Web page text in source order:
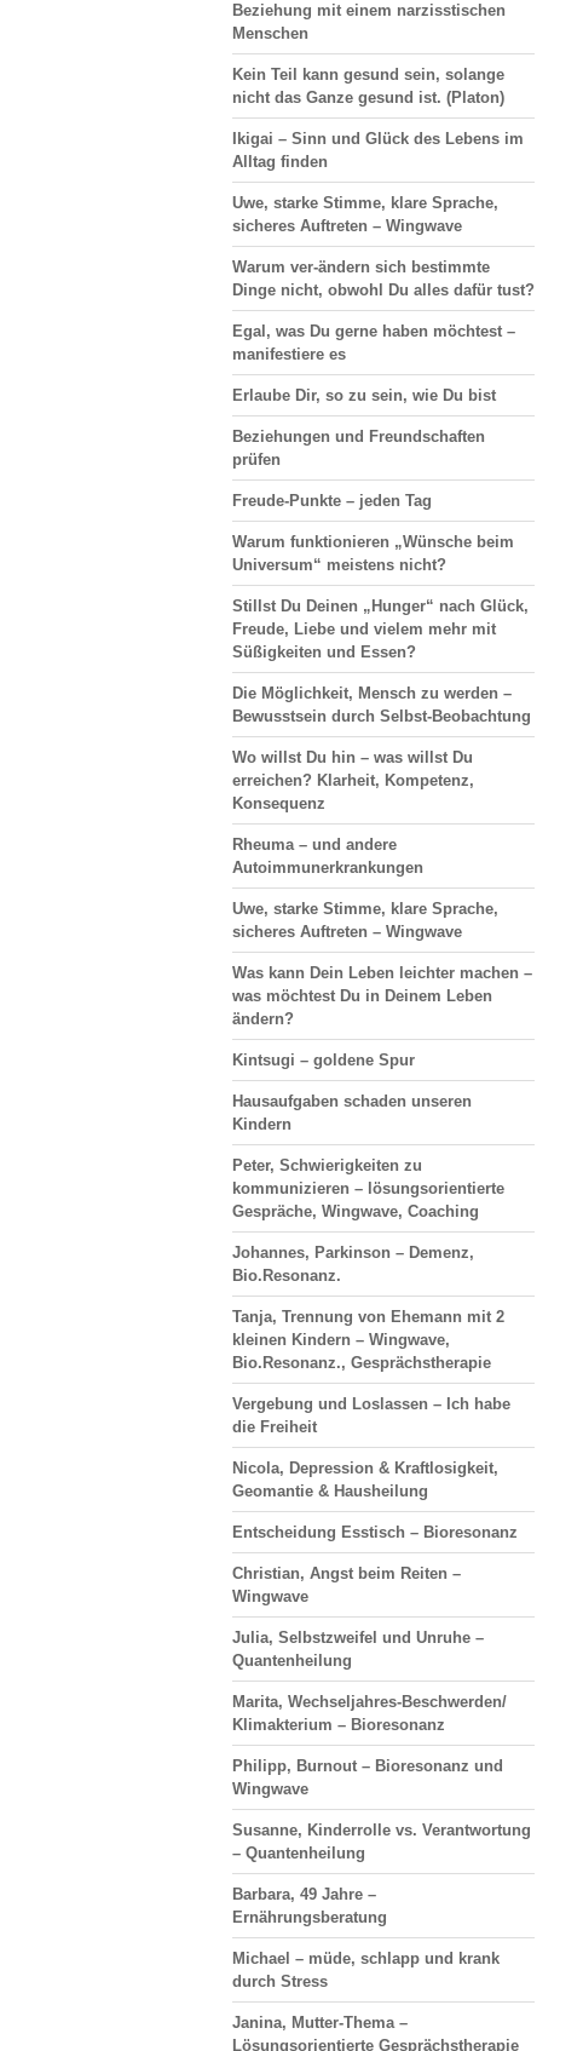
Beziehung mit einem narzisstischen
Menschen
Kein Teil kann gesund sein, solange
nicht das Ganze gesund ist. (Platon)
Ikigai – Sinn und Glück des Lebens im
Alltag finden
Uwe, starke Stimme, klare Sprache,
sicheres Auftreten – Wingwave
Warum ver-ändern sich bestimmte
Dinge nicht, obwohl Du alles dafür tust?
Egal, was Du gerne haben möchtest –
manifestiere es
Erlaube Dir, so zu sein, wie Du bist
Beziehungen und Freundschaften
prüfen
Freude-Punkte – jeden Tag
Warum funktionieren „Wünsche beim
Universum“ meistens nicht?
Stillst Du Deinen „Hunger“ nach Glück,
Freude, Liebe und vielem mehr mit
Süßigkeiten und Essen?
Die Möglichkeit, Mensch zu werden –
Bewusstsein durch Selbst-Beobachtung
Wo willst Du hin – was willst Du
erreichen? Klarheit, Kompetenz,
Konsequenz
Rheuma – und andere
Autoimmunerkrankungen
Uwe, starke Stimme, klare Sprache,
sicheres Auftreten – Wingwave
Was kann Dein Leben leichter machen –
was möchtest Du in Deinem Leben
ändern?
Kintsugi – goldene Spur
Hausaufgaben schaden unseren
Kindern
Peter, Schwierigkeiten zu
kommunizieren – lösungsorientierte
Gespräche, Wingwave, Coaching
Johannes, Parkinson – Demenz,
Bio.Resonanz.
Tanja, Trennung von Ehemann mit 2
kleinen Kindern – Wingwave,
Bio.Resonanz., Gesprächstherapie
Vergebung und Loslassen – Ich habe
die Freiheit
Nicola, Depression & Kraftlosigkeit,
Geomantie & Hausheilung
Entscheidung Esstisch – Bioresonanz
Christian, Angst beim Reiten –
Wingwave
Julia, Selbstzweifel und Unruhe –
Quantenheilung
Marita, Wechseljahres-Beschwerden/
Klimakterium – Bioresonanz
Philipp, Burnout – Bioresonanz und
Wingwave
Susanne, Kinderrolle vs. Verantwortung
– Quantenheilung
Barbara, 49 Jahre –
Ernährungsberatung
Michael – müde, schlapp und krank
durch Stress
Janina, Mutter-Thema –
Lösungsorientierte Gesprächstherapie